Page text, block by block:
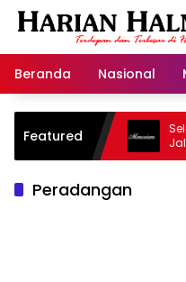
Langsung
Beranda
Nasional
Featured
Warisan
Jalan
Peradangan